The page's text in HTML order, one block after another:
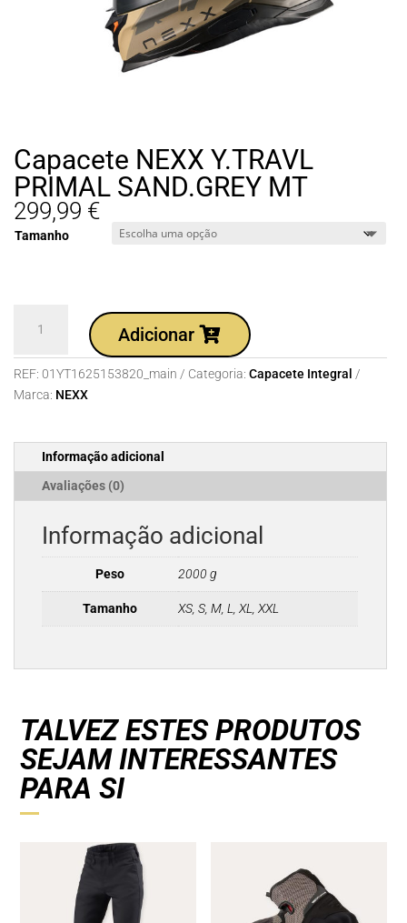
Capacete NEXX Y.TRAVL
PRIMAL SAND.GREY MT
299,99 €
Tamanho
Capacete
NEXX
Y.TRAVL
SAND.GREY
Adicionar
REF: 01YT1625153820_main Categoria: Capacete Integral
Marca: NEXX
Informação adicional
Avaliações (0)
Informação adicional
Peso 2000 g
Tamanho XS, S, M, L, XL, XXL
TALVEZ ESTES PRODUTOS
SEJAM INTERESSANTES
PARA SI